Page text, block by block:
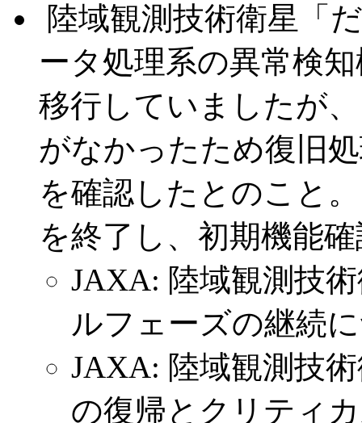
陸域観測技術衛星「
ータ処理系の異常検
移行していましたが
がなかったため復旧
を確認したとのこと
を終了し、初期機能
JAXA: 陸域観測技
ルフェーズの継続
JAXA: 陸域観測技
の復帰とクリティ